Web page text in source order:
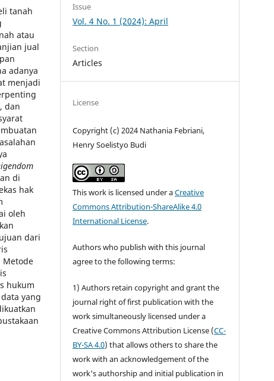
tanah
atau
jual
adanya
menjadi
dan
di
hak
oleh
dari
Metode
hukum
yang
Issue
Vol. 4 No. 1 (2024): April
Section
Articles
License
Copyright (c) 2024 Nathania Febriani,
Henry Soelistyo Budi
This work is licensed under aCreative
Commons Attribution-ShareAlike 4.0
International License.
Authors who publish with this journal
agree to the following terms:
1) Authors retain copyright and grant the
journal right of first publication with the
work simultaneously licensed under a
Creative Commons Attribution License (CC-
BY-SA 4.0) that allows others to share the
work with an acknowledgement of the
work's authorship and initial publication in